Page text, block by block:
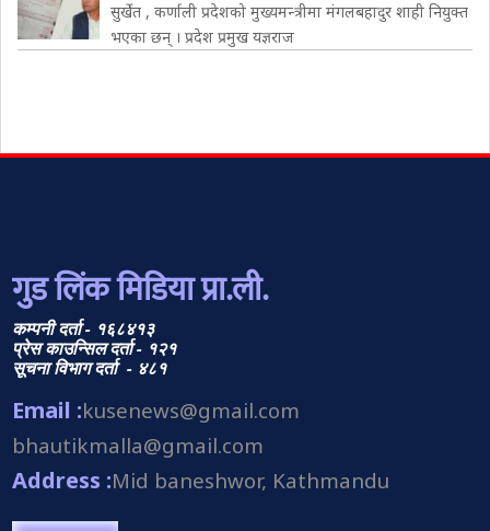
सुर्खेत , कर्णाली प्रदेशको मुख्यमन्त्रीमा मंगलबहादुर शाही नियुक्त
भएका छन् । प्रदेश प्रमुख यज्ञराज
गुड लिंक मिडिया प्रा.ली.
कम्पनी दर्ता - १६८४१३
प्रेस काउन्सिल दर्ता - १२१
सूचना विभाग दर्ता - ४८१
Email :kusenews@gmail.com
bhautikmalla@gmail.com
Address :Mid baneshwor, Kathmandu